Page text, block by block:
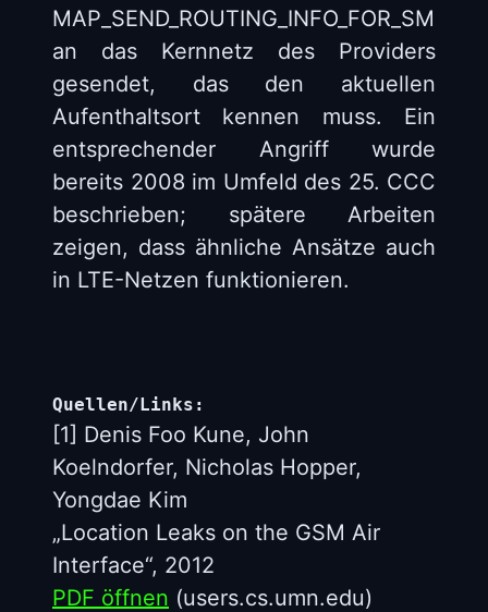
MAP_SEND_ROUTING_INFO_FOR_SM
an das Kernnetz des Providers
gesendet, das den aktuellen
Aufenthaltsort kennen muss. Ein
entsprechender Angriff wurde
bereits 2008 im Umfeld des 25. CCC
beschrieben; spätere Arbeiten
zeigen, dass ähnliche Ansätze auch
in LTE-Netzen funktionieren.
Quellen/Links:
[1] Denis Foo Kune, John
Koelndorfer, Nicholas Hopper,
Yongdae Kim
„Location Leaks on the GSM Air
Interface“, 2012
PDF öffnen (users.cs.umn.edu)